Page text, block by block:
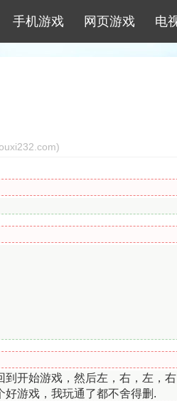
手机游戏 网页游戏 电
开始游戏，然后左，右，左，右
游戏，我玩通了都不舍得删.